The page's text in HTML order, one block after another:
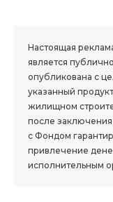
Настоящая
является
опубликована с
указанный
жилищном
после заключения
с Фондом
привлечение
исполнительным